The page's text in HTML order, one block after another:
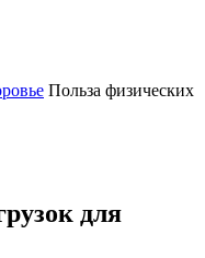
Польза физических
для